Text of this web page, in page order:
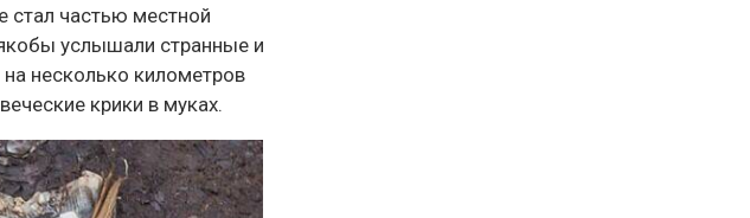
стал частью местной
услышали странные и
несколько километров
крики в муках.